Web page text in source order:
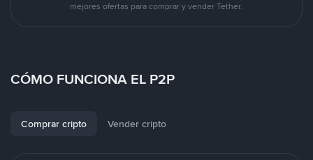
mejores ofertas para comprar y vender Tether.
CÓMO FUNCIONA EL P2P
Comprar cripto Vender cripto